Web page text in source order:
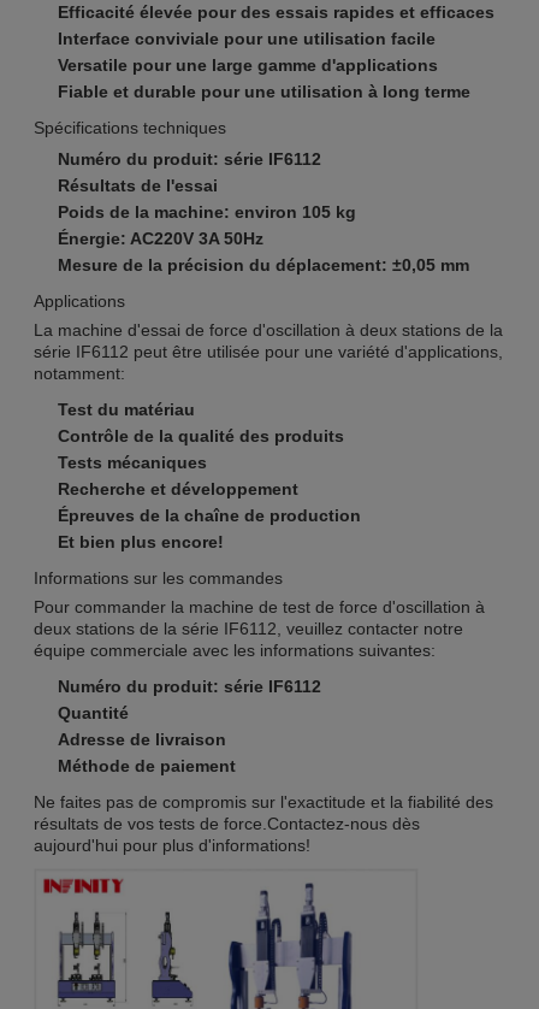
Efficacité élevée pour des essais rapides et efficaces
Interface conviviale pour une utilisation facile
Versatile pour une large gamme d'applications
Fiable et durable pour une utilisation à long terme
Spécifications techniques
Numéro du produit: série IF6112
Résultats de l'essai
Poids de la machine: environ 105 kg
Énergie: AC220V 3A 50Hz
Mesure de la précision du déplacement: ±0,05 mm
Applications
La machine d'essai de force d'oscillation à deux stations de la
série IF6112 peut être utilisée pour une variété d'applications,
notamment:
Test du matériau
Contrôle de la qualité des produits
Tests mécaniques
Recherche et développement
Épreuves de la chaîne de production
Et bien plus encore!
Informations sur les commandes
Pour commander la machine de test de force d'oscillation à
deux stations de la série IF6112, veuillez contacter notre
équipe commerciale avec les informations suivantes:
Numéro du produit: série IF6112
Quantité
Adresse de livraison
Méthode de paiement
Ne faites pas de compromis sur l'exactitude et la fiabilité des
résultats de vos tests de force.Contactez-nous dès
aujourd'hui pour plus d'informations!